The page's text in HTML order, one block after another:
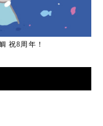
祝8周年！